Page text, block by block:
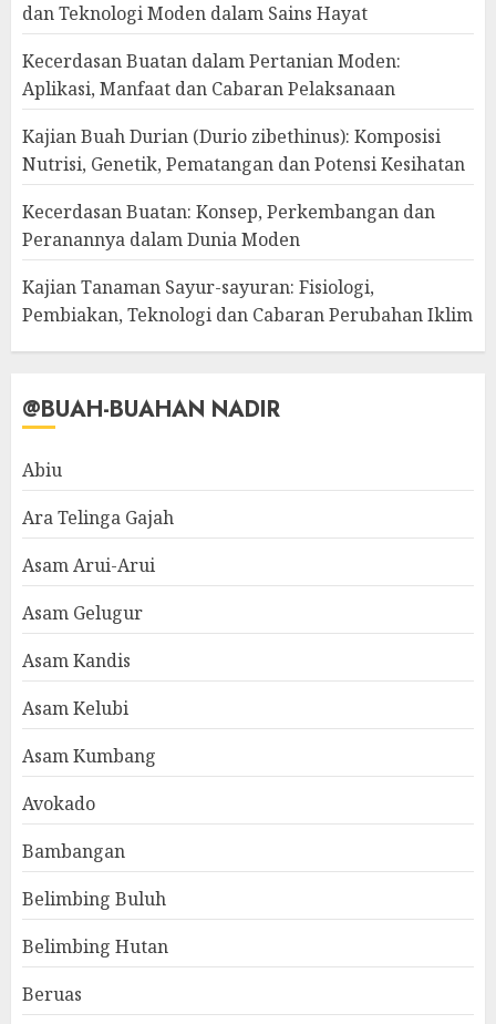
dan Teknologi Moden dalam Sains Hayat
Kecerdasan Buatan dalam Pertanian Moden:
Aplikasi, Manfaat dan Cabaran Pelaksanaan
Kajian Buah Durian (Durio zibethinus): Komposisi
Nutrisi, Genetik, Pematangan dan Potensi Kesihatan
Kecerdasan Buatan: Konsep, Perkembangan dan
Peranannya dalam Dunia Moden
Kajian Tanaman Sayur-sayuran: Fisiologi,
Pembiakan, Teknologi dan Cabaran Perubahan Iklim
@BUAH-BUAHAN NADIR
Abiu
Ara Telinga Gajah
Asam Arui-Arui
Asam Gelugur
Asam Kandis
Asam Kelubi
Asam Kumbang
Avokado
Bambangan
Belimbing Buluh
Belimbing Hutan
Beruas